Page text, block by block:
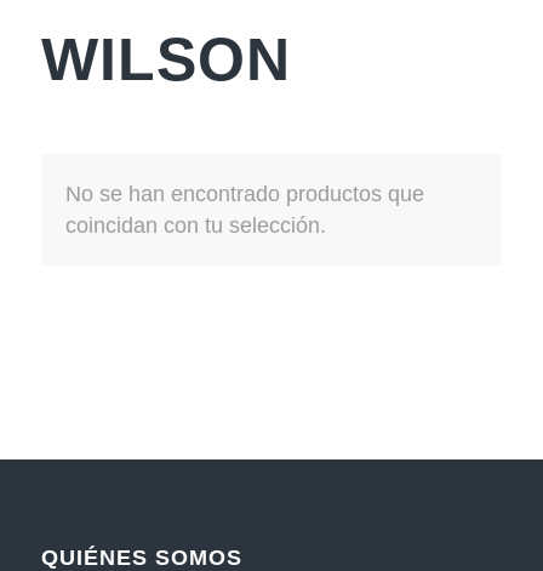
WILSON
No se han encontrado productos que
coincidan con tu selección.
QUIÉNES SOMOS